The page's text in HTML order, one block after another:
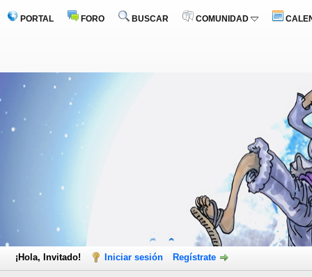
PORTAL FORO BUSCAR COMUNIDAD
¡Hola, Invitado! Iniciar sesión Regístrate